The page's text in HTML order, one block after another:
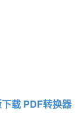
载 PDF转换器